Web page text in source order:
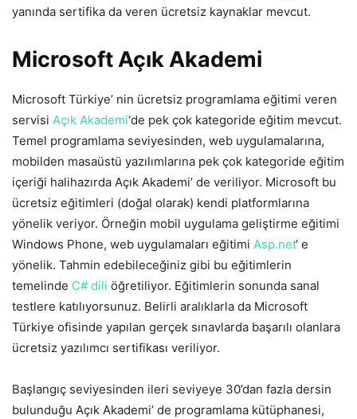
yanında sertifika da veren ücretsiz kaynaklar mevcut.
Microsoft Açık Akademi
Microsoft Türkiye’ nin ücretsiz programlama eğitimi veren
servisi Açık Akademi‘de pek çok kategoride eğitim mevcut.
Temel programlama seviyesinden, web uygulamalarına,
mobilden masaüstü yazılımlarına pek çok kategoride eğitim
içeriği halihazırda Açık Akademi’ de veriliyor. Microsoft bu
ücretsiz eğitimleri (doğal olarak) kendi platformlarına
yönelik veriyor. Örneğin mobil uygulama geliştirme eğitimi
Windows Phone, web uygulamaları eğitimi Asp.net‘ e
yönelik. Tahmin edebileceğiniz gibi bu eğitimlerin
temelinde C# dili öğretiliyor. Eğitimlerin sonunda sanal
testlere katılıyorsunuz. Belirli aralıklarla da Microsoft
Türkiye ofisinde yapılan gerçek sınavlarda başarılı olanlara
ücretsiz yazılımcı sertifikası veriliyor.
Başlangıç seviyesinden ileri seviyeye 30’dan fazla dersin
bulunduğu Açık Akademi’ de programlama kütüphanesi,